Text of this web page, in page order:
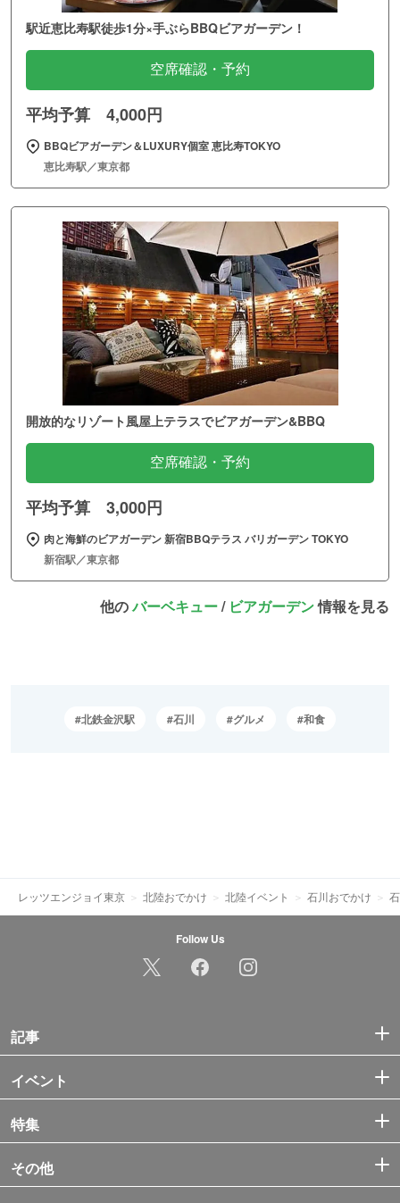
駅近恵比寿駅徒歩1分×手ぶらBBQビアガーデン！
空席確認・予約
平均予算 4,000円
BBQビアガーデン＆LUXURY個室 恵比寿TOKYO
恵比寿駅／東京都
開放的なリゾート風屋上テラスでビアガーデン&BBQ
空席確認・予約
平均予算 3,000円
肉と海鮮のビアガーデン 新宿BBQテラス バリガーデン TOKYO
新宿駅／東京都
他のバーベキュー/ ビアガーデン情報を見る
北鉄金沢駅 石川 グルメ 和食
レッツエンジョイ東京 北陸おでかけ 北陸イベント 石川おでかけ
Follow Us
記事
イベント
特集
その他